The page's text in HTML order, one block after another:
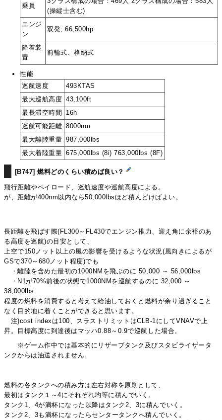
乗員
(操縦士含む)
エンジ
ン
双発; 66,500hp
降着装
置
前輪式、格納式
性能
巡航速度
493KTAS
最大巡航高度 43,100ft
最長滞空時間
16h
巡航可能距離 8000nm
最大離陸重量 987,000lbs
最大着陸重量 675,000lbs (8i) 763,000lbs (8F)
[B747] 燃料どのくらい積めば良い？
飛行距離やペイロード、巡航速度や巡航高度による。
が、距離が400nm以内なら50,000lbsほど積んどけばよい。
長距離を飛ばす際(FL300～FL430でエンジン推力、迎え角に余裕のあ
る高度を巡航)の目安として、
上空で150ノット以上の風の影響を受けるような状況(風向きによるが
GSで370～680ノット程度)でも
・離陸を含めた最初の1000NMを飛ぶのに 50,000 ～ 56,000lbs
・N1が70%前後の状態で1000NMを巡航するのに 32,000 ～
38,000lbs
程度の燃料を消費すると考えて給油しておくと燃料が余り過ぎること
なく目的地に着くことができると思います。
注)cost indexは100、スラストリミットはCLB-1にしてVNAVで上
昇。目標高度に到達後はマッハ0.88～0.9で巡航した場合。
※ゲーム作中では基本的にリザーブタンク及びスタビライザータ
ンクからは油送されません。
燃料の各タンクへの積み方は左右対称を原則として、
最初はタンク１～4にそれぞれ均等に積んでいく。
タンク1、4が満杯になった以降はタンク2、3に積んでいく。
タンク2、3も満杯になったらセンタータンクへ積んでいく。